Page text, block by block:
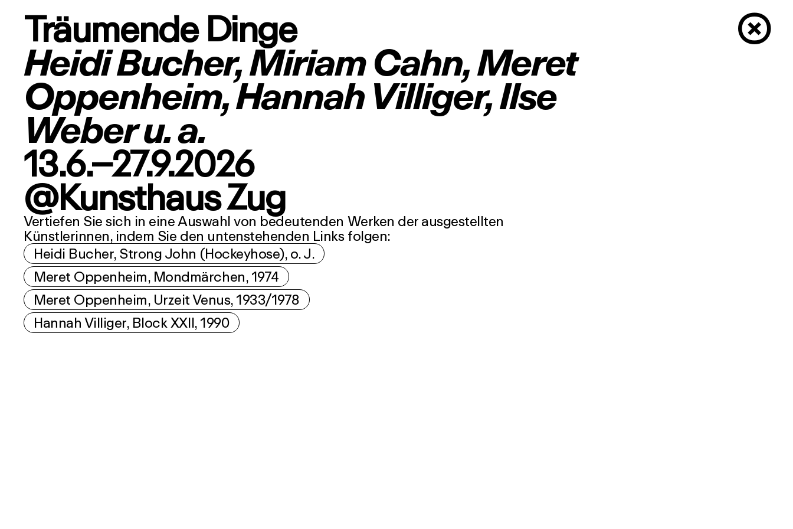
×
Träumende Dinge
Heidi Bucher, Miriam Cahn, Meret
Oppenheim, Hannah Villiger, Ilse
Weber u. a.
13.6.–27.9.2026
@Kunsthaus Zug
Vertiefen Sie sich in eine Auswahl von bedeutenden Werken der ausgestellten
Künstlerinnen, indem Sie den untenstehenden Links folgen:
Heidi Bucher, Strong John (Hockeyhose), o. J.
Meret Oppenheim, Mondmärchen, 1974
Meret Oppenheim, Urzeit Venus, 1933/1978
Hannah Villiger, Block XXII, 1990